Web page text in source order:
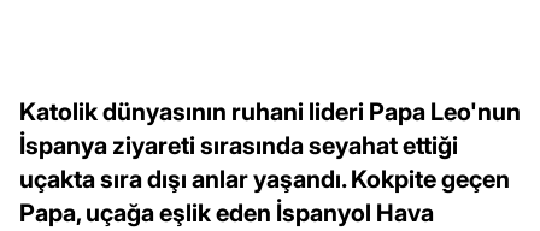
Katolik dünyasının ruhani lideri Papa Leo'nun
İspanya ziyareti sırasında seyahat ettiği
uçakta sıra dışı anlar yaşandı. Kokpite geçen
Papa, uçağa eşlik eden İspanyol Hava